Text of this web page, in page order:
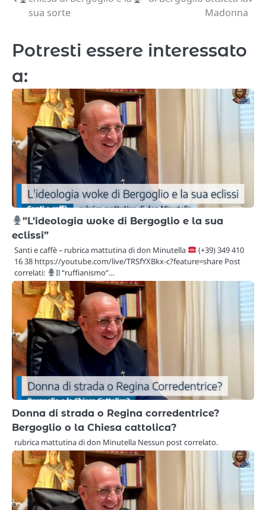
articoli
sua sorte
Madonna
Potresti essere interessato
a:
”L’ideologia woke di Bergoglio e la sua
eclissi”
Santi e caffè – rubrica mattutina di don Minutella
(+39) 349 410
16 38 https://youtube.com/live/TRSfYXBkx-c?feature=share Post
correlati:
Il “ruffianismo”…
Donna di strada o Regina corredentrice?
Bergoglio o la Chiesa cattolica?
rubrica mattutina di don Minutella Nessun post correlato.